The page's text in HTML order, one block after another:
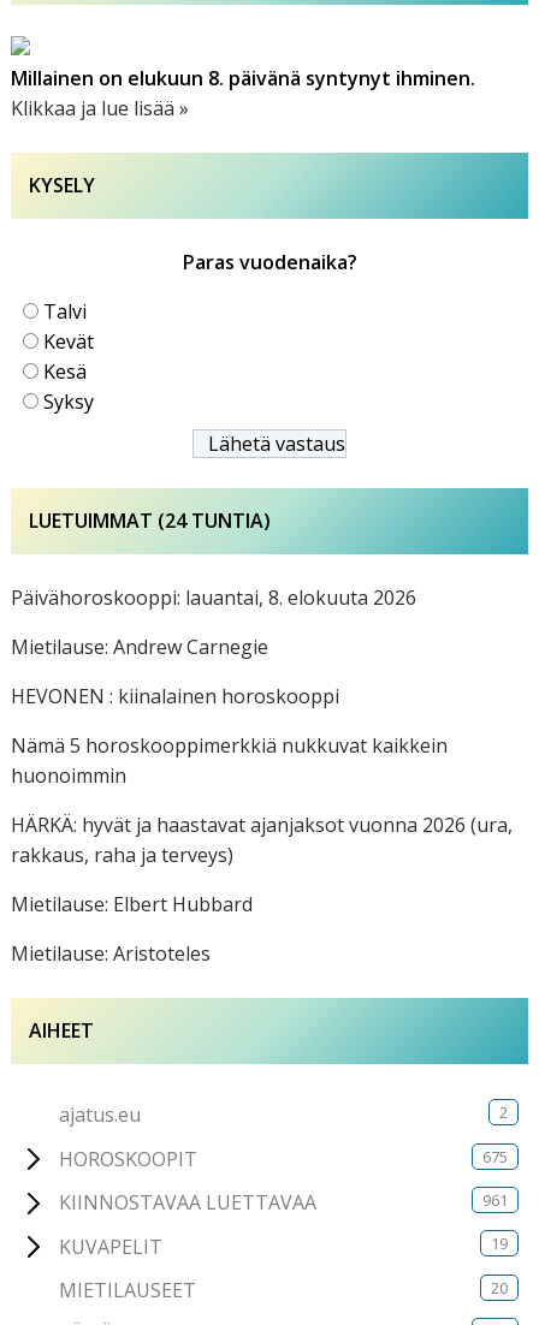
Millainen on elukuun 8. päivänä syntynyt ihminen.
Klikkaa ja lue lisää »
KYSELY
Paras vuodenaika?
Talvi
Kevät
Kesä
Syksy
LUETUIMMAT (24 TUNTIA)
Päivähoroskooppi: lauantai, 8. elokuuta 2026
Mietilause: Andrew Carnegie
HEVONEN : kiinalainen horoskooppi
Nämä 5 horoskooppimerkkiä nukkuvat kaikkein
huonoimmin
HÄRKÄ: hyvät ja haastavat ajanjaksot vuonna 2026 (ura,
rakkaus, raha ja terveys)
Mietilause: Elbert Hubbard
Mietilause: Aristoteles
AIHEET
ajatus.eu 2
HOROSKOOPIT 675
KIINNOSTAVAA LUETTAVAA 961
KUVAPELIT 19
MIETILAUSEET 20